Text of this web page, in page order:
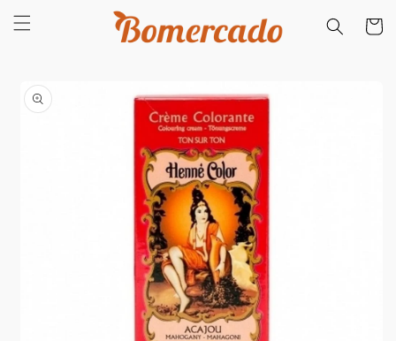
para o
conteúdo
informação